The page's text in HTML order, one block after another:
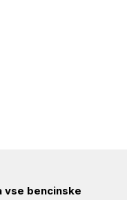
vse bencinske